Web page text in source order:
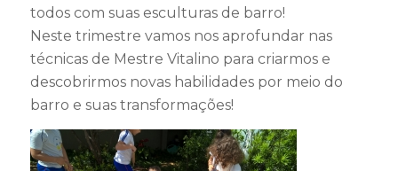
todos com suas esculturas de barro!
Neste trimestre vamos nos aprofundar nas
técnicas de Mestre Vitalino para criarmos e
descobrirmos novas habilidades por meio do
barro e suas transformações!